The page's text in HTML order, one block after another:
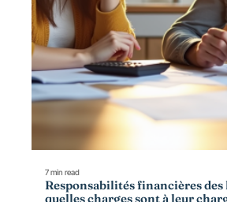
7 min read
Responsabilités financières des
quelles charges sont à leur